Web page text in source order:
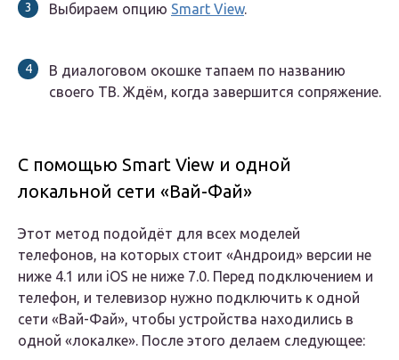
Выбираем опцию Smart View.
В диалоговом окошке тапаем по названию
своего ТВ. Ждём, когда завершится сопряжение.
С помощью Smart View и одной
локальной сети «Вай-Фай»
Этот метод подойдёт для всех моделей
телефонов, на которых стоит «Андроид» версии не
ниже 4.1 или iOS не ниже 7.0. Перед подключением и
телефон, и телевизор нужно подключить к одной
сети «Вай-Фай», чтобы устройства находились в
одной «локалке». После этого делаем следующее: